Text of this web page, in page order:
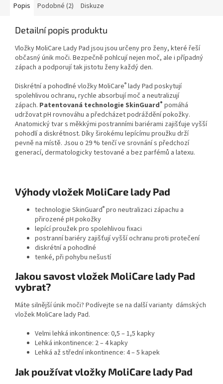
Popis Podobné (2) Diskuze
Detailní popis produktu
Vložky MoliCare Lady Pad jsou jsou určeny pro ženy, které řeší
občasný únik moči. Bezpečně pohlcují nejen moč, ale i případný
zápach a podporují tak jistotu ženy každý den.
Diskrétní a pohodlné vložky MoliCare® lady Pad poskytují
spolehlivou ochranu, rychle absorbují moč a neutralizují
zápach. Patentovaná technologie SkinGuard® pomáhá
udržovat pH rovnováhu a předcházet podráždění pokožky.
Anatomický tvar s měkkými postranními bariérami zajišťuje vyšší
pohodlí a diskrétnost. Díky širokému lepícímu proužku drží
pevně na místě. Jsou o 29 % tenčí ve srovnání s předchozí
generací, dermatologicky testované a bez parfémů a latexu.
Výhody vložek MoliCare lady Pad
technologie SkinGuard® pro neutralizaci zápachu a
přirozené pH pokožky
lepící proužek pro spolehlivou fixaci
postranní bariéry zajišťují vyšší ochranu proti protečení
diskrétní a pohodlné
tenké, při pohybu nešustí
Jakou savost vložek MoliCare lady Pad
vybrat?
Máte silnější únik moči? Podívejte se na další varianty dámských
vložekMoliCare lady Pad.
Velmi lehká inkontinence: 0,5 – 1,5 kapky
Lehká inkontinence: 2 – 4 kapky
Lehká až střední inkontinence: 4 – 5 kapek
Jak používat vložky MoliCare lady Pad